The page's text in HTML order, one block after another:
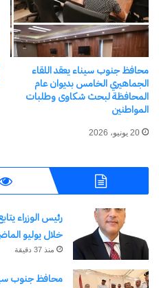
محافظ جنوب سيناء يعقد اللقاء
الجماهيري الخامس بديوان عام
المحافظة لبحث شكاوى وطلبات
المواطنين
20 يونيو، 2026
رئيس الوزراء
خلال يوليو
منذ 37 دقيقة
محافظ جنوب